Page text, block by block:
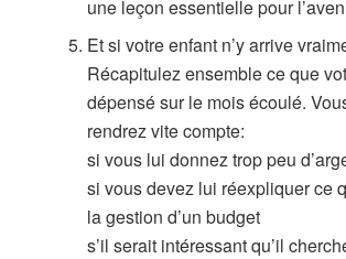
une leçon essentielle pour
Et si votre enfant n’y arrive
Récapitulez ensemble ce que
dépensé sur le mois écoulé.
rendrez vite compte:
si vous lui donnez trop peu
si vous devez lui réexpliquer ce
la gestion d’un budget
s’il serait intéressant qu’il